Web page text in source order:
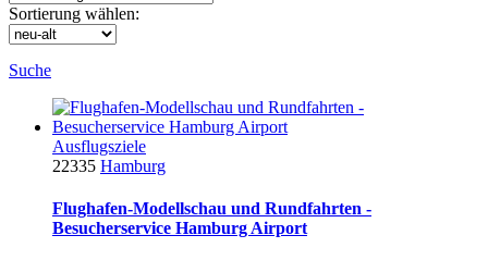
Sortierung wählen:
Suche
Ausflugsziele
22335 Hamburg
Flughafen-Modellschau und Rundfahrten -
Besucherservice Hamburg Airport